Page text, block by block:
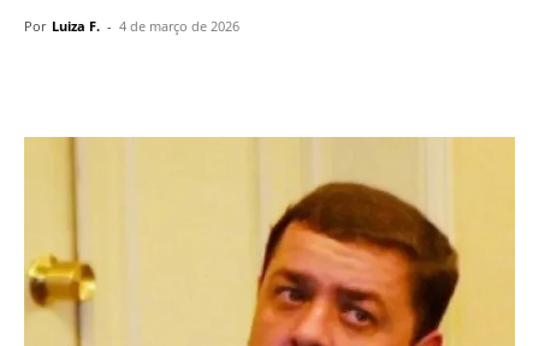
Por Luiza F. - 4 de março de 2026